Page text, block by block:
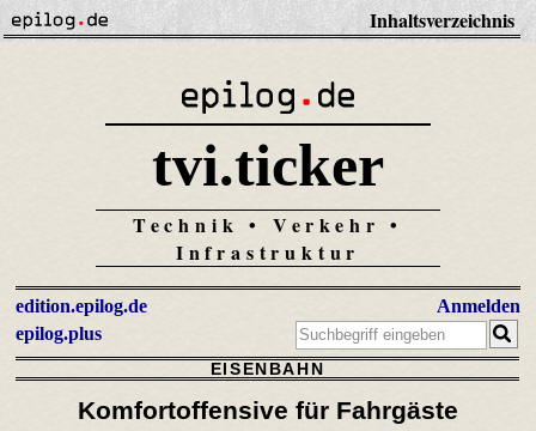
Inhaltsverzeichnis
tvi.ticker
Technik • Verkehr •
Infrastruktur
edition.epilog.de
epilog.plus
Anmelden
EISENBAHN
Komfortoffensive für Fahrgäste